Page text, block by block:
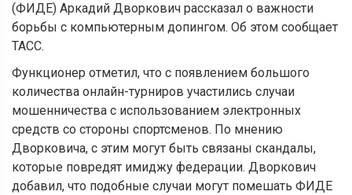
(ФИДЕ) Аркадий Дворкович рассказал о важности
борьбы с компьютерным допингом. Об этом сообщает
ТАСС.
Функционер отметил, что с появлением большого
количества онлайн-турниров участились случаи
мошенничества с использованием электронных
средств со стороны спортсменов. По мнению
Дворковича, с этим могут быть связаны скандалы,
которые повредят имиджу федерации. Дворкович
добавил, что подобные случаи могут помешать ФИДЕ